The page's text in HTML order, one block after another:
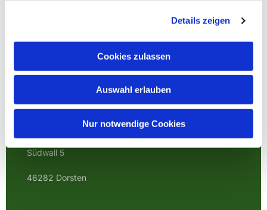
Details zeigen
Cookies zulassen
Auswahl erlauben
Nur notwendige Cookies
EVANGELISCHE
KIRCHENGEMEINDE
DORSTEN
Südwall 5
46282 Dorsten